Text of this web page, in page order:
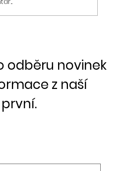
odběru novinek
z naší